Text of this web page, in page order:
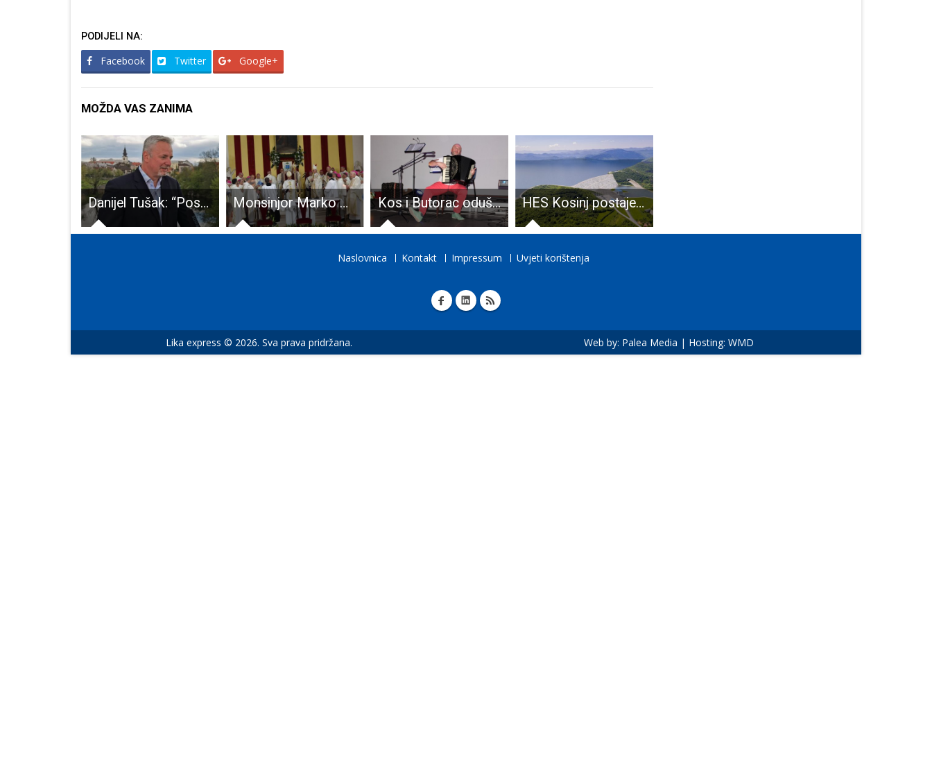
PODIJELI NA:
Facebook Twitter Google+
MOŽDA VAS ZANIMA
Danijel Tušak: “Postajem nezavisni vijećnik u ličkoj Županijskoj skupštini!” Monsinjor Marko Medo postao treći biskup u povijesti Gospićko-senjske biskupije Kos i Butorac oduševili publiku HES Kosinj postaje strateški investicijski projekt Republike Hrvatske?
Naslovnica Kontakt Impressum Uvjeti korištenja
Lika express © 2026. Sva prava pridržana. Web by: Palea Media | Hosting: WMD